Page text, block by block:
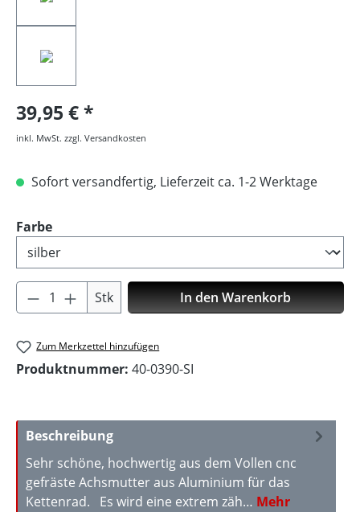
39,95 €
inkl. MwSt. zzgl. Versandkosten
Sofort versandfertig, Lieferzeit ca. 1-2 Werktage
Farbeauswählen
Produkt Anzahl: Gib den gewünschten
Stk In den Warenkorb
Zum Merkzettel hinzufügen
Produktnummer: 40-0390-SI
Beschreibung
Sehr schöne, hochwertig aus dem Vollen cnc
gefräste Achsmutter aus Aluminium für das
Kettenrad. Es wird eine extrem zäh… Mehr